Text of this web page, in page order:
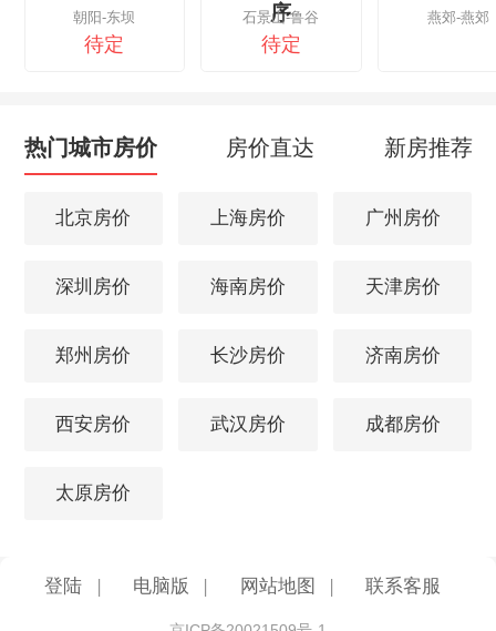
朝阳-东坝
待定
序
石景山-鲁谷
待定
燕郊-燕郊
热门城市房价 房价直达 新房推荐
北京房价 上海房价 广州房价
深圳房价 海南房价 天津房价
郑州房价 长沙房价 济南房价
西安房价 武汉房价 成都房价
太原房价
登陆 | 电脑版 | 网站地图 | 联系客服